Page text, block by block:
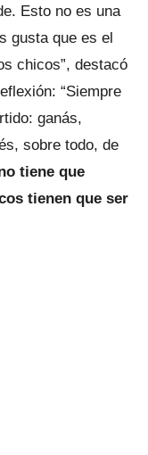
Esto no es una
gusta que es el
chicos”, destacó
“Siempre
ganás,
sobre todo, de
tiene que
tienen que ser